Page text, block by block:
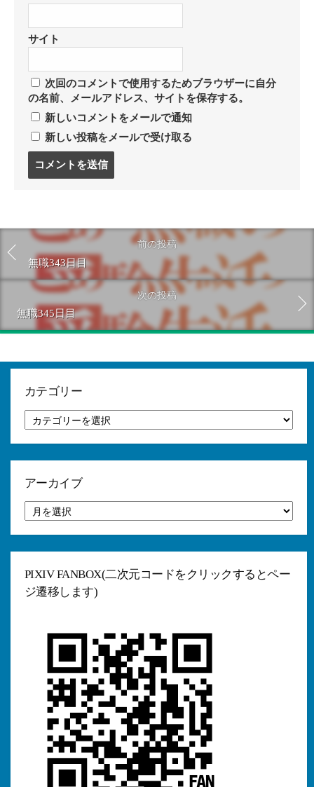
サイト
次回のコメントで使用するためブラウザーに自分
の名前、メールアドレス、サイトを保存する。
新しいコメントをメールで通知
新しい投稿をメールで受け取る
る
前の投稿
無職343日目
次の投稿
無職345日目
カテゴリー
テ
ゴ
アーカイブ
ー
カ
PIXIV FANBOX(二次元コードをクリックするとペー
ジ遷移します)